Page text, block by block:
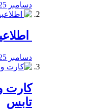
دسامبر 25, 2019
دسامبر 25, 2019
کارت
تابس